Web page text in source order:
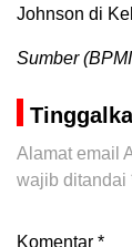
Johnson di
Sumber
Alamat email
wajib ditandai
Komentar *